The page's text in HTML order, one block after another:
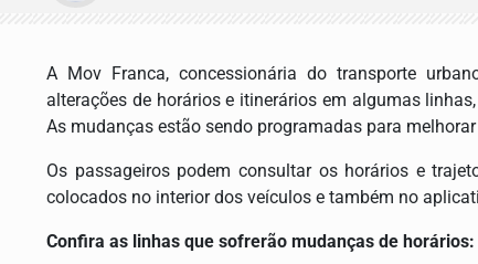
A Mov Franca, concessionária do transporte
alterações de horários e itinerários em algumas
As mudanças estão sendo programadas para
Os passageiros podem consultar os horários e
colocados no interior dos veículos e também no
Confira as linhas que sofrerão mudanças de horários: